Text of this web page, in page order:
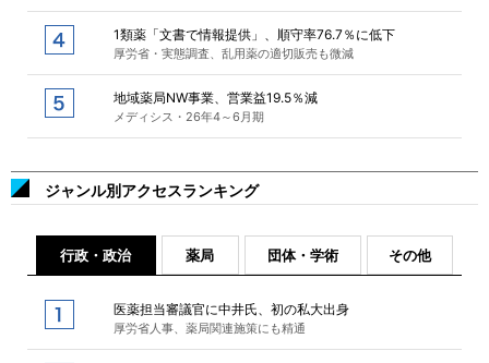
1類薬「文書で情報提供」、順守率76.7％に低下
厚労省・実態調査、乱用薬の適切販売も微減
地域薬局NW事業、営業益19.5％減
メディシス・26年4～6月期
ジャンル別アクセスランキング
行政・政治 薬局 団体・学術 その他
医薬担当審議官に中井氏、初の私大出身
厚労省人事、薬局関連施策にも精通